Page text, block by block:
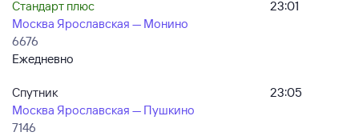
Стандарт плюс
Москва Ярославская — Монино
6676
Ежедневно
23:01
Спутник
Москва Ярославская — Пушкино
7146
23:05